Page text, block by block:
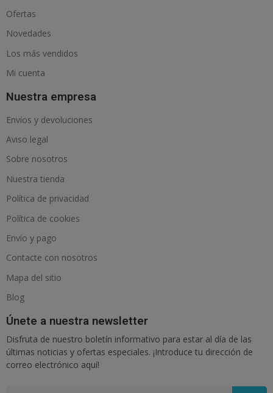
Ofertas
Novedades
Los más vendidos
Mi cuenta
Nuestra empresa
Envíos y devoluciones
Aviso legal
Sobre nosotros
Nuestra tienda
Política de privacidad
Política de cookies
Envío y pago
Contacte con nosotros
Mapa del sitio
Blog
Únete a nuestra newsletter
Disfruta de nuestro boletín informativo para estar al día de las
últimas noticias y ofertas especiales. ¡Introduce tu dirección de
correo electrónico aquí!